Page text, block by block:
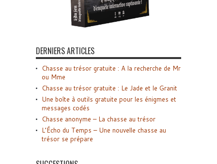
DERNIERS ARTICLES
Chasse au trésor gratuite : A la recherche de Mr
ou Mme
Chasse au trésor gratuite : Le Jade et le Granit
Une boîte à outils gratuite pour les énigmes et
messages codés
Chasse anonyme – La chasse au trésor
L’Écho du Temps – Une nouvelle chasse au
trésor se prépare